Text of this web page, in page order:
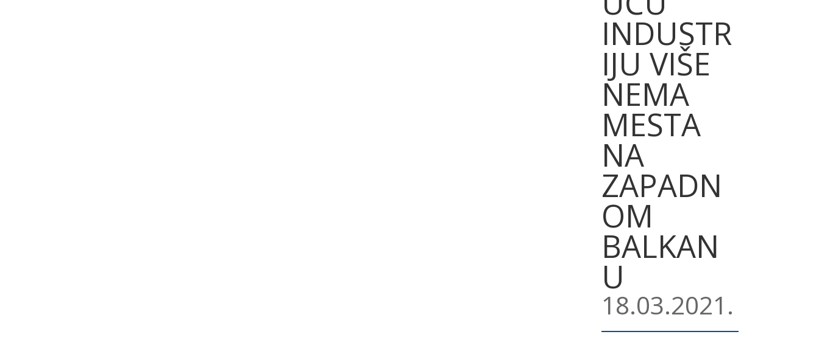
INDUSTR
IJU VIŠE
NEMA
MESTA
NA
ZAPADN
OM
BALKAN
U
18.03.2021.